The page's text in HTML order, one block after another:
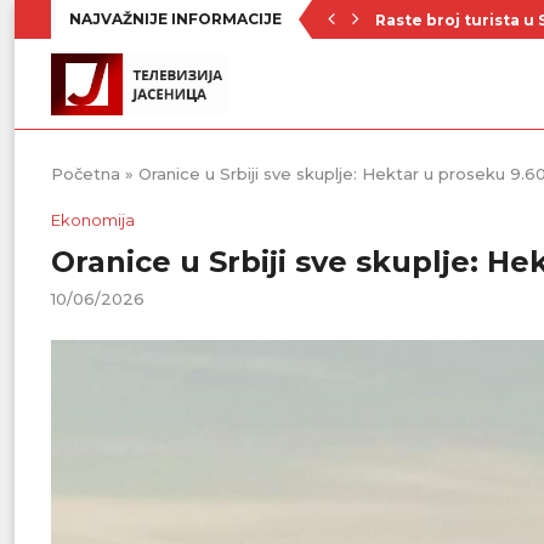
NAJVAŽNIJE INFORMACIJE Raste broj turista u
Početna » Oranice u Srbiji sve skuplje: Hektar u proseku
Ekonomija
Oranice u Srbiji sve skuplje:
10/06/2026